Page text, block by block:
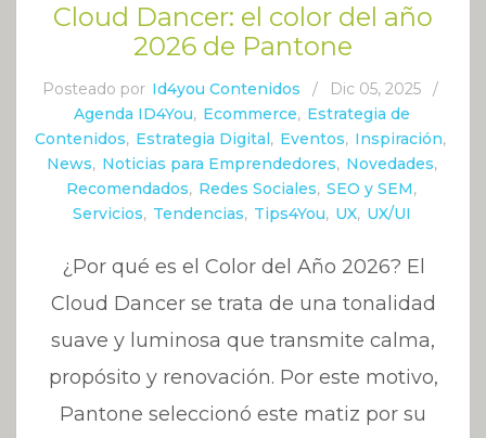
Cloud Dancer: el color del año
2026 de Pantone
Posteado por Id4you Contenidos / Dic 05, 2025
/
Agenda ID4You, Ecommerce, Estrategia de
Contenidos, Estrategia Digital , Eventos, Inspiración,
News, Noticias para Emprendedores, Novedades,
Recomendados, Redes Sociales, SEO y SEM,
Servicios, Tendencias, Tips4You, UX, UX/UI
¿Por qué es el Color del Año 2026? El
Cloud Dancer se trata de una tonalidad
suave y luminosa que transmite calma,
propósito y renovación. Por este motivo,
Pantone seleccionó este matiz por su